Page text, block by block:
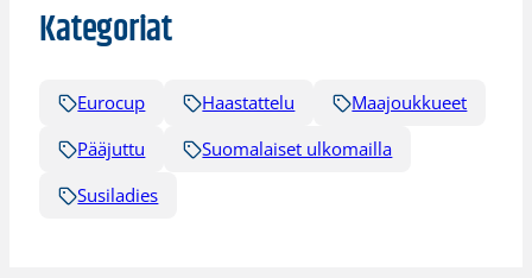
Kategoriat
Eurocup Haastattelu
Maajoukkueet
Pääjuttu
Suomalaiset ulkomailla
Susiladies